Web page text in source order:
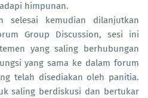
himpunan.
selesai kemudian dilanjutkan
Group Discussion, sesi ini
yang saling berhubungan
yang sama ke dalam forum
telah disediakan oleh panitia.
saling berdiskusi dan bertukar